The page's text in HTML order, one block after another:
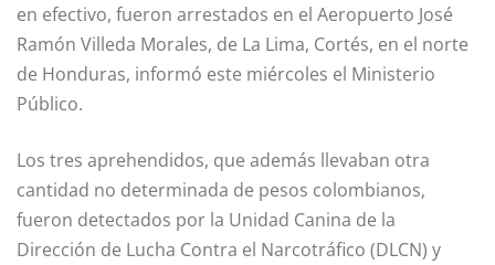
en efectivo, fueron arrestados en el Aeropuerto José
Ramón Villeda Morales, de La Lima, Cortés, en el norte
de Honduras, informó este miércoles el Ministerio
Público.
Los tres aprehendidos, que además llevaban otra
cantidad no determinada de pesos colombianos,
fueron detectados por la Unidad Canina de la
Dirección de Lucha Contra el Narcotráfico (DLCN) y